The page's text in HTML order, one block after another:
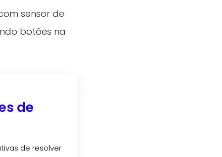
sensor de
botões na
de
de resolver